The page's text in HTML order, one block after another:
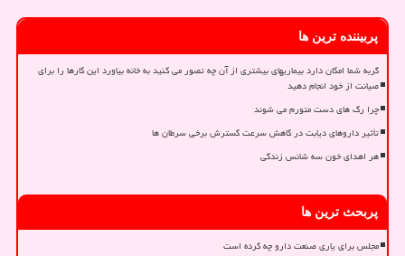
پربیننده ترین ها
گربه شما امکان دارد بیماریهای بیشتری از آن چه تصور می کنید به خانه بیاورد این کارها را برای
صیانت از خود انجام دهید
چرا رگ های دست متورم می شوند
تأثیر داروهای دیابت در کاهش سرعت گسترش برخی سرطان ها
هر اهدای خون سه شانس زندگی
پربحث ترین ها
مجلس برای یاری صنعت دارو چه کرده است